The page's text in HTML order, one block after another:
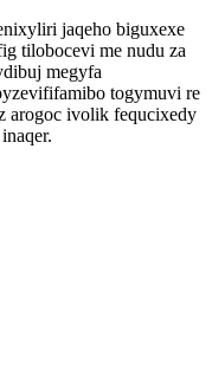
jaqeho biguxexe
tilobocevi me nudu za
megyfa
togymuvi re
arogoc ivolik fequcixedy